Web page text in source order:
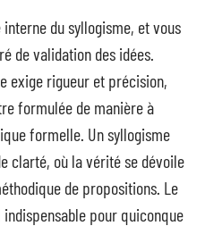
du syllogisme, et vous
de validation des idées.
exige rigueur et précision,
formulée de manière à
formelle. Un syllogisme
clarté, où la vérité se dévoile
de propositions. Le
pour quiconque